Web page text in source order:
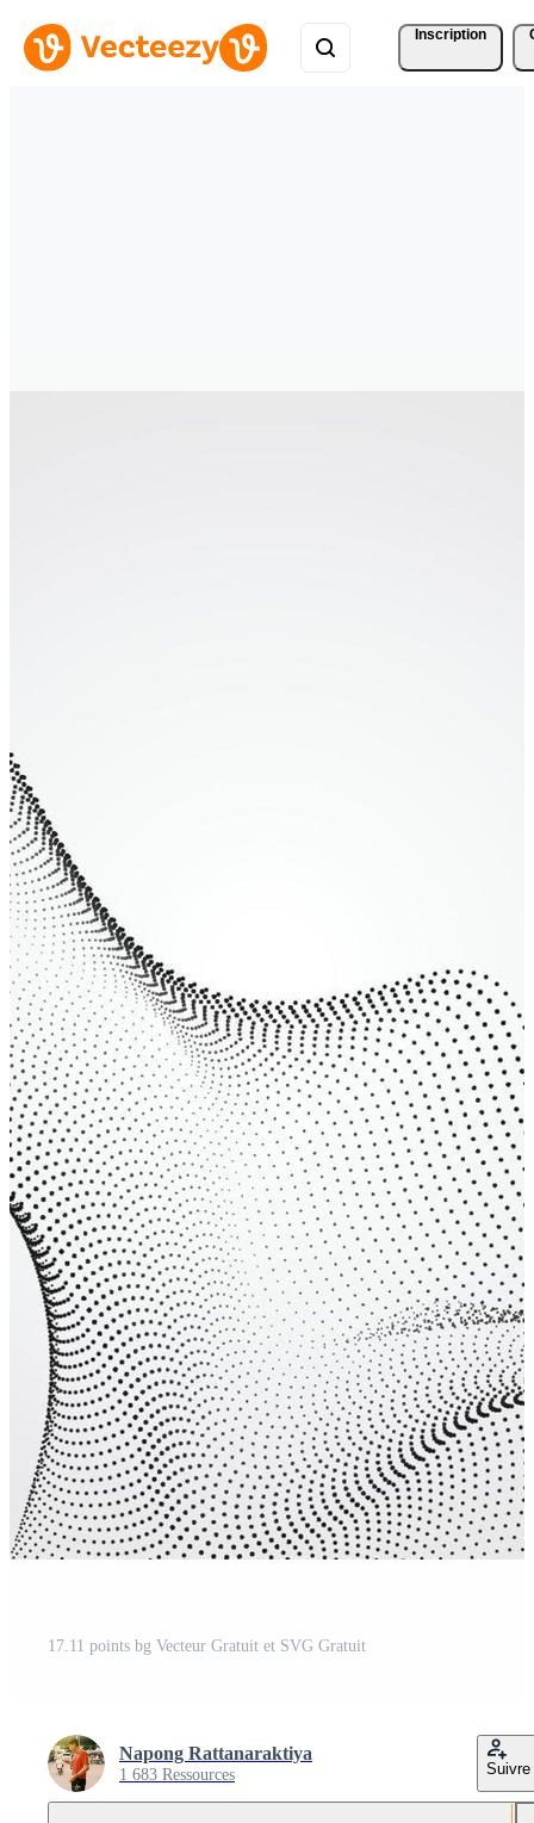
Inscription
17.11 points bg Vecteur Gratuit et SVG Gratuit
Napong Rattanaraktiya
1 683 Ressources Suivre